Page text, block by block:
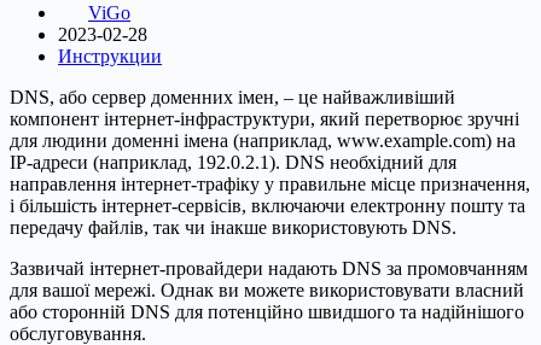
ViGo
2023-02-28
Инструкции
DNS, або сервер доменних імен, – це найважливіший
компонент інтернет-інфраструктури, який перетворює зручні
для людини доменні імена (наприклад, www.example.com) на
IP-адреси (наприклад, 192.0.2.1). DNS необхідний для
направлення інтернет-трафіку у правильне місце призначення,
і більшість інтернет-сервісів, включаючи електронну пошту та
передачу файлів, так чи інакше використовують DNS.
Зазвичай інтернет-провайдери надають DNS за промовчанням
для вашої мережі. Однак ви можете використовувати власний
або сторонній DNS для потенційно швидшого та надійнішого
обслуговування.